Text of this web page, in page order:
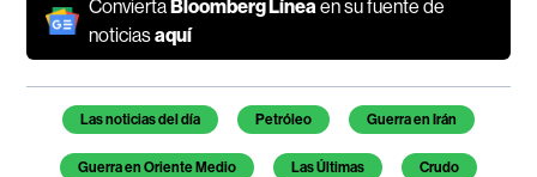
Convierta Bloomberg Línea en su fuente de
noticiasaquí
Temas de este artículo
Las noticias del día Petróleo Guerra en Irán
Guerra en Oriente Medio Las Últimas Crudo